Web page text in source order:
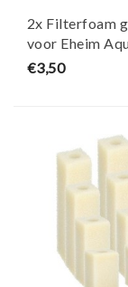
2x Filterfoam
voor Eheim
60/130/180 -
€3,50